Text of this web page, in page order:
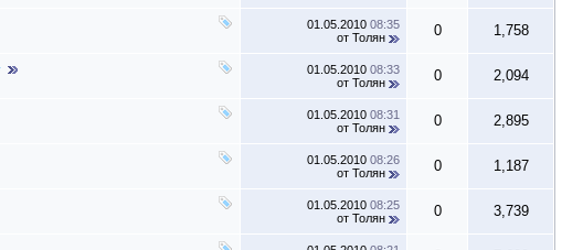
01.05.2010 08:35
от Толян 0 1,758
01.05.2010 08:33
от Толян 0 2,094
01.05.2010 08:31
от Толян 0 2,895
01.05.2010 08:26
от Толян 0 1,187
01.05.2010 08:25
от Толян 0 3,739